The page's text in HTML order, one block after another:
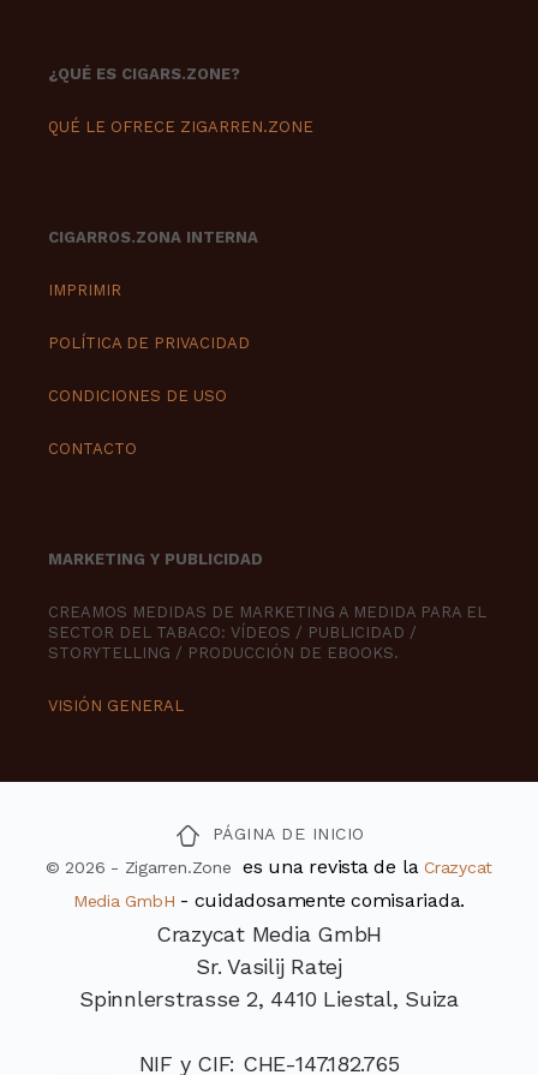
¿QUÉ ES CIGARS.ZONE?
QUÉ LE OFRECE ZIGARREN.ZONE
CIGARROS.ZONA INTERNA
IMPRIMIR
POLÍTICA DE PRIVACIDAD
CONDICIONES DE USO
CONTACTO
MARKETING Y PUBLICIDAD
CREAMOS MEDIDAS DE MARKETING A MEDIDA PARA EL
SECTOR DEL TABACO: VÍDEOS / PUBLICIDAD /
STORYTELLING / PRODUCCIÓN DE EBOOKS.
VISIÓN GENERAL
PÁGINA DE INICIO
© 2026 - Zigarren.Zonees una revista de laCrazycat
Media GmbH - cuidadosamente comisariada.
Crazycat Media GmbH
Sr. Vasilij Ratej
Spinnlerstrasse 2, 4410 Liestal, Suiza
NIF y CIF: CHE-147.182.765